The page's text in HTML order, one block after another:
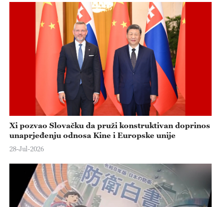
Xi pozvao Slovačku da pruži konstruktivan doprinos
unaprjeđenju odnosa Kine i Europske unije
28-Jul-2026